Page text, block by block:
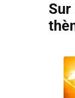
Sur